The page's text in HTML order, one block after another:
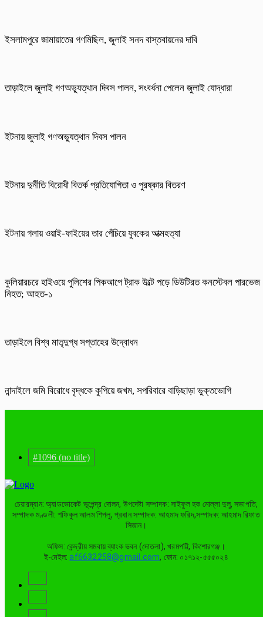
ইসলামপুরে জামায়াতের গণমিছিল, জুলাই সনদ বাস্তবায়নের দাবি
তাড়াইলে জুলাই গণঅভ্যুত্থান দিবস পালন, সংবর্ধনা পেলেন জুলাই যোদ্ধারা
ইটনায় জুলাই গণঅভ্যুত্থান দিবস পালন
ইটনায় দুর্নীতি বিরোধী বিতর্ক প্রতিযোগিতা ও পুরষ্কার বিতরণ
ইটনায় গলায় ওয়াই-ফাইয়ের তার পেঁচিয়ে যুবকের আত্মহত্যা
কুলিয়ারচরে হাইওয়ে পুলিশের পিকআপে ট্রাক উল্টে পড়ে ডিউটিরত কনস্টেবল পারভেজ
নিহত; আহত-১
তাড়াইলে বিশ্ব মাতৃদুগ্ধ সপ্তাহের উদ্বোধন
নান্দাইলে জমি বিরোধে বৃদ্ধকে কুপিয়ে জখম, সপরিবারে বাড়িছাড়া ভুক্তভোগি
#1096 (no title)
চেয়ারম্যান: অ্যাডভোকেট ভূপেন্দ্র দোলন, উপদেষ্টা সম্পাদক: সাইফুল হক মোল্লা দুলু, সভাপতি,
সম্পাদক মণ্ডলী: শফিকুল আলম শিপলু, প্রধান সম্পাদক: আহমাদ ফরিদ,সম্পাদক: আহমাদ রিফাত
সিজান।
অফিস: কেন্দ্রীয় সমবায় ব্যাংক ভবন (দোতলা), খরমপট্টি, কিশোরগঞ্জ।
ই-মেইল:af6632258@gmail.com, ফোন: ০১৭১২-৫৫৫০২৪